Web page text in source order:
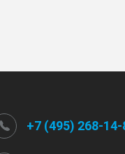
+7 (495) 268-14-